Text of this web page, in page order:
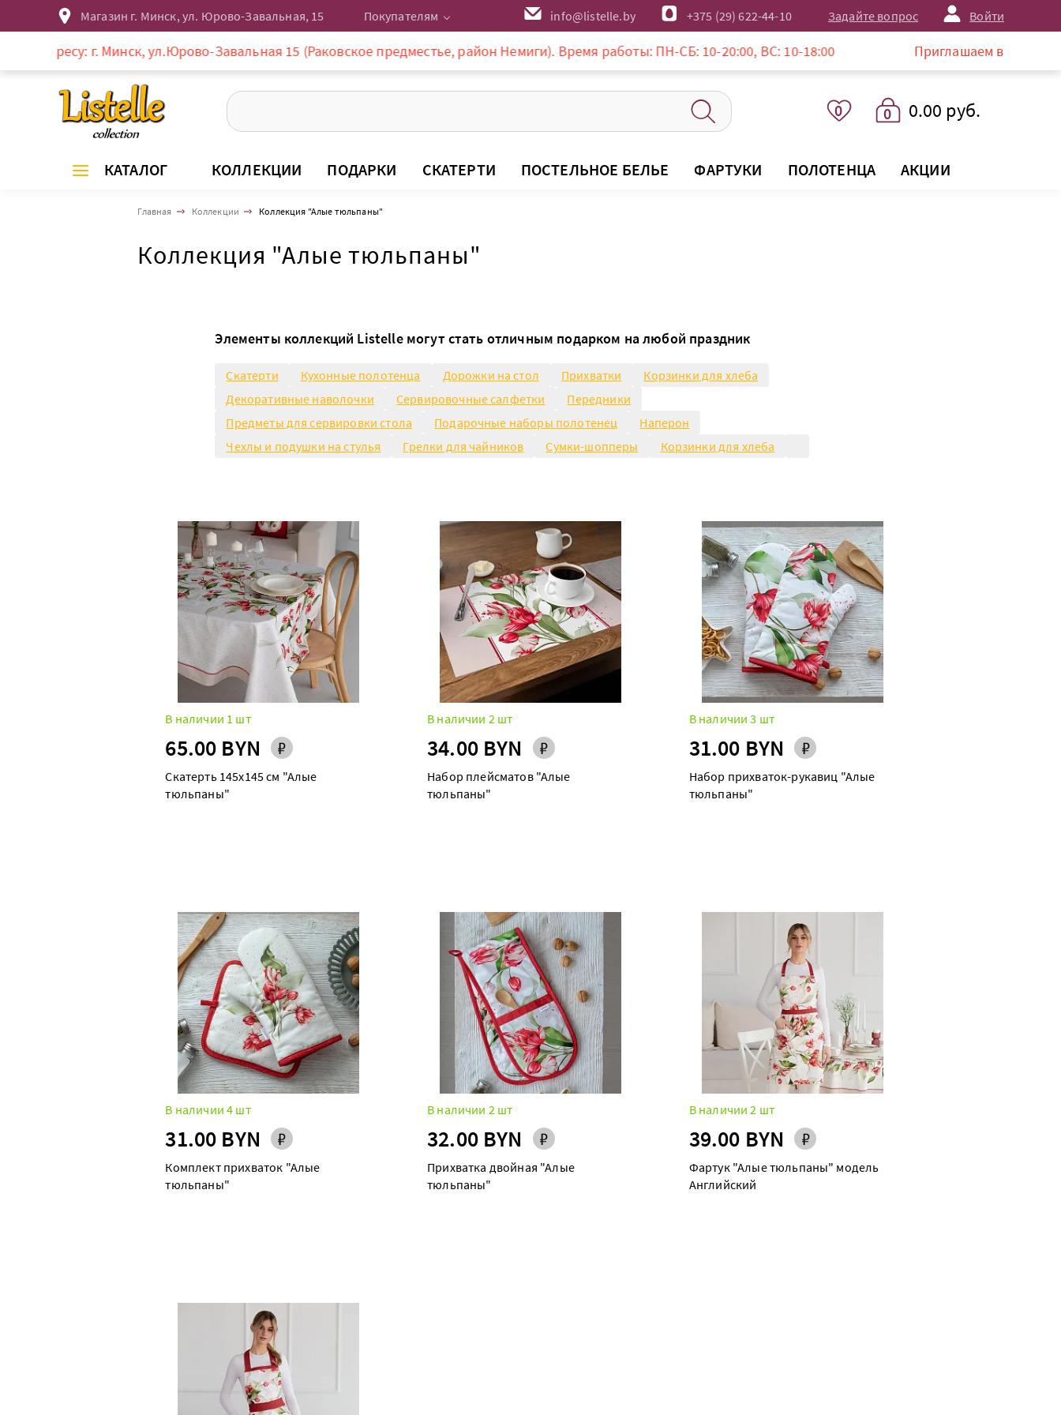
Магазин г. Минск, ул. Юрово-Завальная, 15 Покупателям info@listelle.by +375 (29) 622-44-10 Задайте вопрос Войти
г. Минск, ул.Юрово-Завальная 15 (Раковское предместье, район Немиги). Время работы: ПН-СБ: 10-20:00, ВС: 10-18:00 Приглашаем в магазин
0 0 0.00 руб.
КАТАЛОГ КОЛЛЕКЦИИ ПОДАРКИ СКАТЕРТИ ПОСТЕЛЬНОЕ БЕЛЬЕ ФАРТУКИ ПОЛОТЕНЦА АКЦИИ
Главная Коллекции Коллекция "Алые тюльпаны"
Коллекция "Алые тюльпаны"
Элементы коллекций Listelle могут стать отличным подарком на любой праздник
Скатерти Кухонные полотенца Дорожки на стол Прихватки
Корзинки для хлеба
Декоративные наволочки
Сервировочные салфетки
Передники
Предметы для сервировки стола
Подарочные наборы полотенец
Наперон
Чехлы и подушки на стулья
Грелки для чайников Сумки-шопперы Корзинки для хлеба
В наличии 1 шт
65.00 BYN
Скатерть 145х145 см "Алые
тюльпаны"
В наличии 2 шт
34.00 BYN
Набор плейсматов "Алые
тюльпаны"
В наличии 3 шт
31.00 BYN
Набор прихваток-рукавиц "Алые
тюльпаны"
В наличии 4 шт
31.00 BYN
Комплект прихваток "Алые
тюльпаны"
В наличии 2 шт
32.00 BYN
Прихватка двойная "Алые
тюльпаны"
В наличии 2 шт
39.00 BYN
Фартук "Алые тюльпаны" модель
Английский